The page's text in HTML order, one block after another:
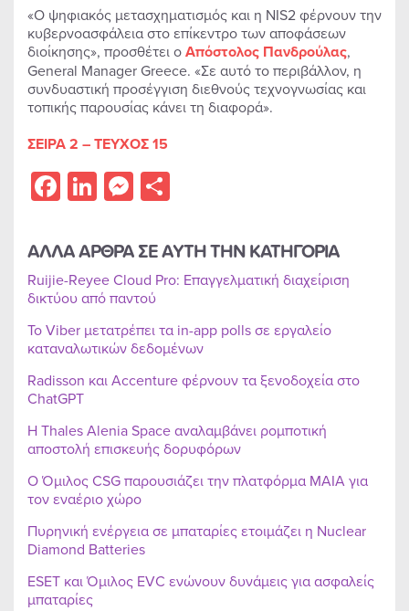
«Ο ψηφιακός μετασχηματισμός και η NIS2 φέρνουν την
κυβερνοασφάλεια στο επίκεντρο των αποφάσεων
διοίκησης», προσθέτει οΑπόστολος Πανδρούλας,
General Manager Greece. «Σε αυτό το περιβάλλον, η
συνδυαστική προσέγγιση διεθνούς τεχνογνωσίας και
τοπικής παρουσίας κάνει τη διαφορά».
ΣΕΙΡΑ 2 – ΤΕΥΧΟΣ 15
Facebook
LinkedIn
Messenger
ΑΛΛΑ ΑΡΘΡΑ ΣΕ ΑΥΤΗ ΤΗΝ ΚΑΤΗΓΟΡΙΑ
Ruijie-Reyee Cloud Pro: Επαγγελματική διαχείριση
δικτύου από παντού
Το Viber μετατρέπει τα in-app polls σε εργαλείο
καταναλωτικών δεδομένων
Radisson και Accenture φέρνουν τα ξενοδοχεία στο
ChatGPT
Η Thales Alenia Space αναλαμβάνει ρομποτική
αποστολή επισκευής δορυφόρων
Ο Όμιλος CSG παρουσιάζει την πλατφόρμα MAIA για
τον εναέριο χώρο
Πυρηνική ενέργεια σε μπαταρίες ετοιμάζει η Nuclear
Diamond Batteries
ESET και Όμιλος EVC ενώνουν δυνάμεις για ασφαλείς
μπαταρίες